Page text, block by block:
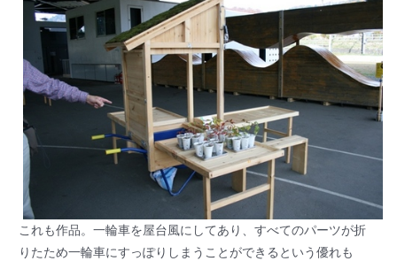
これも作品。一輪車を屋台風にしてあり、すべてのパーツが折
りたため一輪車にすっぽりしまうことができるという優れも